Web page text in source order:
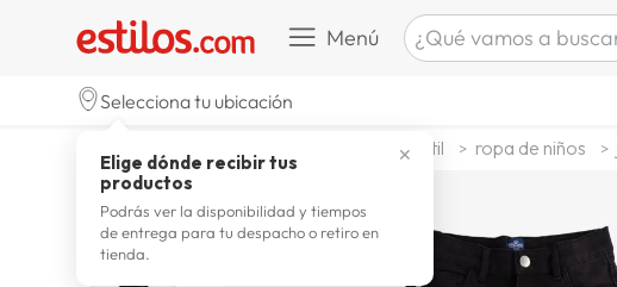
Menú ¿Qué vamos a buscar hoy?
celulares
moda
Selecciona tu ubicación
✕
Elige dónde recibir tus
productos
Podrás ver la disponibilidad y tiempos
de entrega para tu despacho o retiro en
tienda.
moda infantil ropa de niños